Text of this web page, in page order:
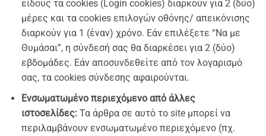
είδους τα cookies (Login cookies) διαρκούν για 2 (δύο)
μέρες και τα cookies επιλογών οθόνης/ απεικόνισης
διαρκούν για 1 (έναν) χρόνο. Εάν επιλέξετε “Να με
Θυμάσαι”, η σύνδεσή σας θα διαρκέσει για 2 (δύο)
εβδομάδες. Εάν αποσυνδεθείτε από τον λογαρισμό
σας, τα cookies σύνδεσης αφαιρούνται.
Ενσωματωμένο περιεχόμενο από άλλες
ιστοσελίδες: Τα άρθρα σε αυτό το site μπορεί να
περιλαμβάνουν ενσωματωμένο περιεχόμενο (πχ.